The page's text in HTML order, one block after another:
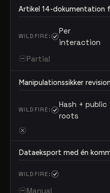
Artikel 14-dokumentation
Per
interaction
Partial
Manipulationssikker
Hash + public
roots
Dataeksport med én
Manual